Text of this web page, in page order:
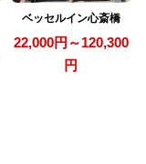
ベッセルイン心斎橋
22,000円～120,300
円